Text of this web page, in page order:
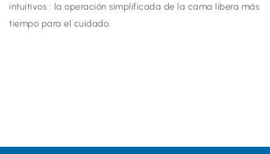
intuitivos : la operación simplificada de la cama libera más
tiempo para el cuidado.